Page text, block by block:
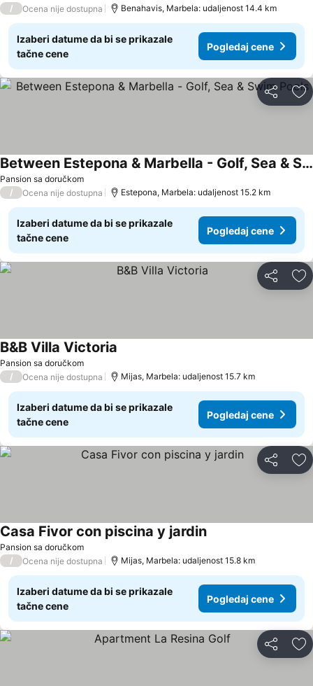
/ Ocena nije dostupna Benahavis, Marbela: udaljenost 14.4 km
Izaberi datume da bi se prikazale
tačne cene
Pogledaj cene
Deli
Pansion sa doručkom
Between Estepona & Marbella - Golf, Sea & Swim Pools
/ Ocena nije dostupna Estepona, Marbela: udaljenost 15.2 km
Izaberi datume da bi se prikazale
tačne cene
Pogledaj cene
Deli
Pansion sa doručkom
B&B Villa Victoria
/ Ocena nije dostupna Mijas, Marbela: udaljenost 15.7 km
Izaberi datume da bi se prikazale
tačne cene
Pogledaj cene
Deli
Pansion sa doručkom
Casa Fivor con piscina y jardin
/ Ocena nije dostupna Mijas, Marbela: udaljenost 15.8 km
Izaberi datume da bi se prikazale
tačne cene
Pogledaj cene
Deli